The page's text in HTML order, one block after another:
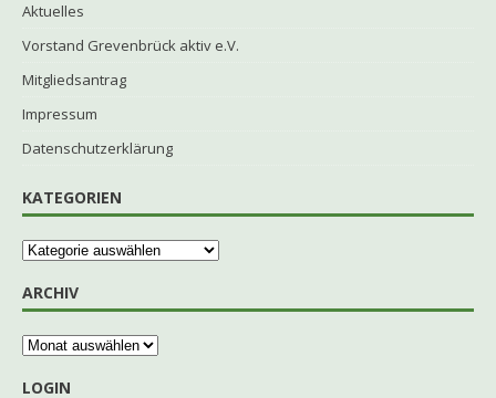
Aktuelles
Vorstand Grevenbrück aktiv e.V.
Mitgliedsantrag
Impressum
Datenschutzerklärung
KATEGORIEN
ARCHIV
LOGIN